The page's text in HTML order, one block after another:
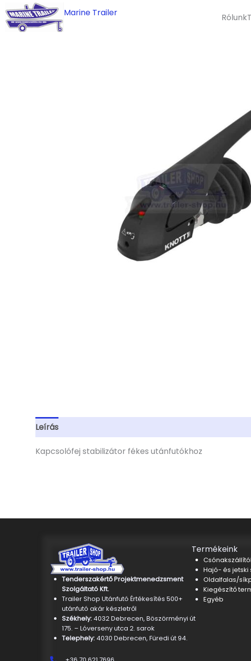
to
content
Marine Trailer Rólunk
Leírás
Kapcsolófej stabilizátor fékes utánfutókhoz
Tenderszakértő Projektmenedzsment
Szolgáltató Kft.
Trailer Shop Utánfutó Értékesítés 500+
utánfutó akár készletről
Székhely: 4032 Debrecen, Böszörményi út
175. – Lóverseny utca 2. sarok
Telephely: 4030 Debrecen, Füredi út 94.
Termékeink
Hajó- és jetski
Oldalfalas/
Kiegészítő
Egyéb